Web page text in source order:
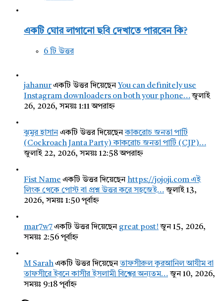
একটি ঘোর লাগানো ছবি দেখাতে পারবেন কি?
6 টি উত্তর
jahanurএকটি উত্তর দিয়েছেন You can definitely use
Instagram downloaders on both your phone… জুলাই
26, 2026, সময়ঃ 1:11 অপরাহ্ন
ঝুমুর হাসানএকটি উত্তর দিয়েছেনকাকরোচ জনতা পার্টি
(Cockroach Janta Party) কাকরোচ জনতা পার্টি (CJP)…
জুলাই 22, 2026, সময়ঃ 12:58 অপরাহ্ন
Fist Name একটি উত্তর দিয়েছেন https://jojoji.com এই
লিংক থেকে পোস্ট বা প্রশ্ন উত্তর করে সহজেই… জুলাই 13,
2026, সময়ঃ 1:50 পূর্বাহ্ন
mar7w7একটি উত্তর দিয়েছেন great post! জুন 15, 2026,
সময়ঃ 2:56 পূর্বাহ্ন
M Sarahএকটি উত্তর দিয়েছেনতাফসীরুল কুরআনিল আযীম বা
তাফসীরে ইবনে কাসীর ইসলামী বিশ্বের অন্যতম… জুন 10, 2026,
সময়ঃ 9:18 পূর্বাহ্ন